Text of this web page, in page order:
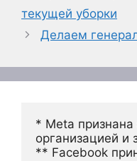
текущей уборки
Делаем
* Meta признана
организацией
** Facebook